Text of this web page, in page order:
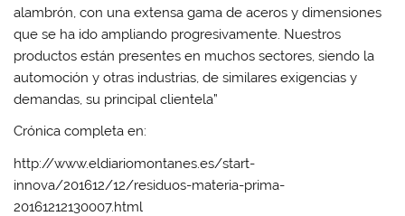
alambrón, con una extensa gama de aceros y dimensiones
que se ha ido ampliando progresivamente. Nuestros
productos están presentes en muchos sectores, siendo la
automoción y otras industrias, de similares exigencias y
demandas, su principal clientela”
Crónica completa en:
http://www.eldiariomontanes.es/start-
innova/201612/12/residuos-materia-prima-
20161212130007.html